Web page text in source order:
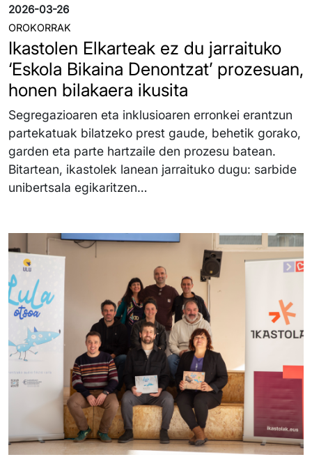
2026-03-26
OROKORRAK
Ikastolen Elkarteak ez du jarraituko
‘Eskola Bikaina Denontzat’ prozesuan,
honen bilakaera ikusita
Segregazioaren eta inklusioaren erronkei erantzun
partekatuak bilatzeko prest gaude, behetik gorako,
garden eta parte hartzaile den prozesu batean.
Bitartean, ikastolek lanean jarraituko dugu: sarbide
unibertsala egikaritzen…